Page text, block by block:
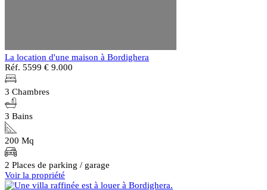
La location d'une maison à Bordighera
Réf. 5599 € 9.000
3 Chambres
3 Bains
200 Mq
2 Places de parking / garage
Voir la propriété